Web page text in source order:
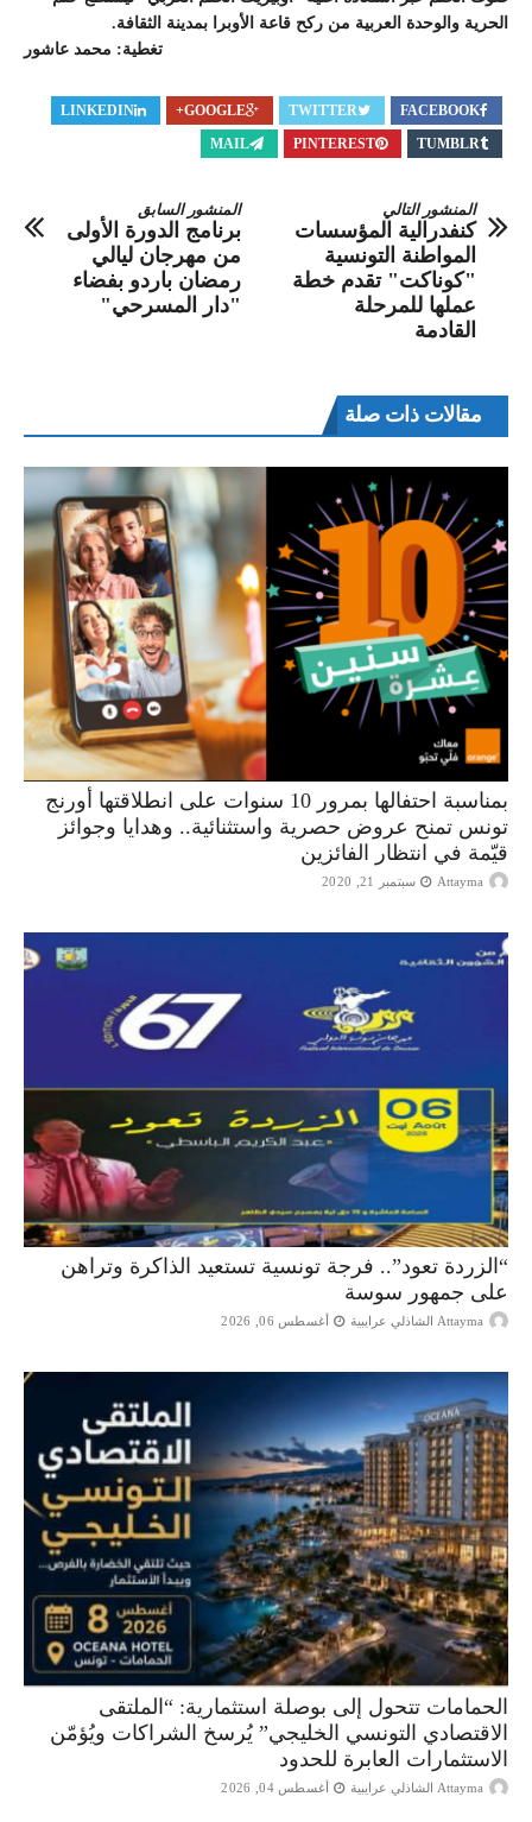
الحرية والوحدة العربية من ركح قاعة الأوبرا بمدينة الثقافة.
تغطية: محمد عاشور
FACEBOOK
TWITTER
GOOGLE+
LINKEDIN
TUMBLR
PINTEREST
MAIL
المنشور السابق
برنامج الدورة الأولى
من مهرجان ليالي
رمضان باردو بفضاء
"دار المسرحي"
المنشور التالي
كنفدرالية المؤسسات
المواطنة التونسية
"كوناكت" تقدم خطة
عملها للمرحلة
القادمة
مقالات ذات صلة
بمناسبة احتفالها بمرور 10 سنوات على انطلاقتها أورنج
تونس تمنح عروض حصرية واستثنائية.. وهدايا وجوائز
قيّمة في انتظار الفائزين
Attayma سبتمبر 21, 2020
“الزردة تعود”.. فرجة تونسية تستعيد الذاكرة وتراهن
على جمهور سوسة
Attayma الشاذلي عرايبية أغسطس 06, 2026
الحمامات تتحول إلى بوصلة استثمارية: “الملتقى
الاقتصادي التونسي الخليجي” يُرسخ الشراكات ويُؤمّن
الاستثمارات العابرة للحدود
Attayma الشاذلي عرايبية أغسطس 04, 2026